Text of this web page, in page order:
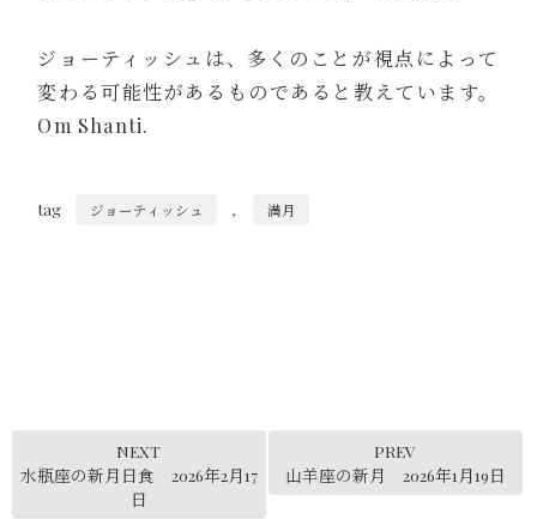
ジョーティッシュは、多くのことが視点によって
変わる可能性があるものであると教えています。
Om Shanti.
tag ジョーティッシュ 満月
NEXT
水瓶座の新月日食 2026年2月17
日
PREV
山羊座の新月 2026年1月19日